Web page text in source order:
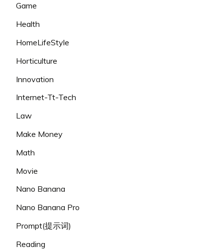
Game
Health
HomeLifeStyle
Horticulture
Innovation
Internet-Tt-Tech
Law
Make Money
Math
Movie
Nano Banana
Nano Banana Pro
Prompt(提示词)
Reading